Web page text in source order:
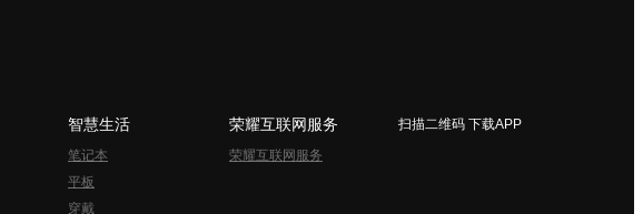
智慧生活
笔记本
平板
穿戴
荣耀互联网服务
荣耀互联网服务
扫描二维码 下载APP